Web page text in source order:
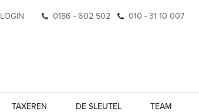
LOGIN 0186 - 602 502 010 - 31 10 007
TAXEREN DE SLEUTEL TEAM